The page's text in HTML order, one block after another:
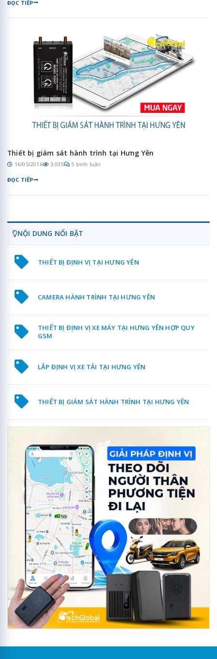
ĐỌC TIẾP
Thiết bị giám sát hành trình tại Hưng Yên
16/05/2016 3.035 5 bình luận
ĐỌC TIẾP
NỘI DUNG NỔI BẬT
THIẾT BỊ ĐỊNH VỊ TẠI HƯNG YÊN
CAMERA HÀNH TRÌNH TẠI HƯNG YÊN
THIẾT BỊ ĐỊNH VỊ XE MÁY TẠI HƯNG YÊN HỢP QUY
GSM
LẮP ĐỊNH VỊ XE TẢI TẠI HƯNG YÊN
THIẾT BỊ GIÁM SÁT HÀNH TRÌNH TẠI HƯNG YÊN